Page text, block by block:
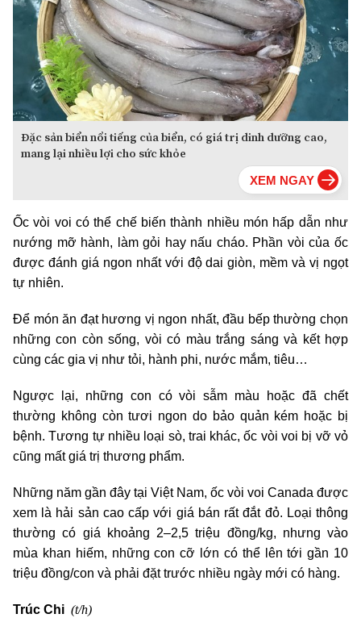
Đặc sản biển nổi tiếng của biển, có giá trị dinh dưỡng cao,
mang lại nhiều lợi cho sức khỏe
Ốc vòi voi có thể chế biến thành nhiều món hấp dẫn như
nướng mỡ hành, làm gỏi hay nấu cháo. Phần vòi của ốc
được đánh giá ngon nhất với độ dai giòn, mềm và vị ngọt
tự nhiên.
Để món ăn đạt hương vị ngon nhất, đầu bếp thường chọn
những con còn sống, vòi có màu trắng sáng và kết hợp
cùng các gia vị như tỏi, hành phi, nước mắm, tiêu…
Ngược lại, những con có vòi sẫm màu hoặc đã chết
thường không còn tươi ngon do bảo quản kém hoặc bị
bệnh. Tương tự nhiều loại sò, trai khác, ốc vòi voi bị vỡ vỏ
cũng mất giá trị thương phẩm.
Những năm gần đây tại Việt Nam, ốc vòi voi Canada được
xem là hải sản cao cấp với giá bán rất đắt đỏ. Loại thông
thường có giá khoảng 2–2,5 triệu đồng/kg, nhưng vào
mùa khan hiếm, những con cỡ lớn có thể lên tới gần 10
triệu đồng/con và phải đặt trước nhiều ngày mới có hàng.
Trúc Chi (t/h)